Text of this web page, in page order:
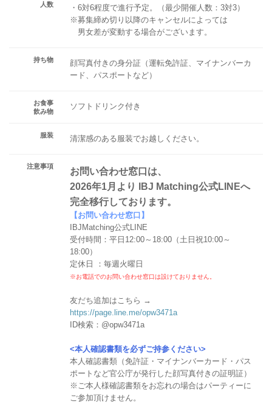
人数
・6対6程度で進行予定。（最少開催人数：3対3）
※募集締め切り以降のキャンセルによっては
男女差が変動する場合がございます。
持ち物
顔写真付きの身分証（運転免許証、マイナンバーカ
ード、パスポートなど）
お食事
飲み物
ソフトドリンク付き
服装 清潔感のある服装でお越しください。
注意事項
お問い合わせ窓口は、
2026年1月より IBJ Matching公式LINEへ
完全移行しております。
【お問い合わせ窓口】
IBJMatching公式LINE
受付時間：平日12:00～18:00（土日祝10:00～
18:00）
定休日 ：毎週火曜日
※お電話でのお問い合わせ窓口は設けておりません。
友だち追加はこちら →
https://page.line.me/opw3471a
ID検索：@opw3471a
<本人確認書類を必ずご持参ください>
本人確認書類（免許証・マイナンバーカード・パス
ポートなど官公庁が発行した顔写真付きの証明証）
※ご本人様確認書類をお忘れの場合はパーティーに
ご参加頂けません。